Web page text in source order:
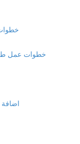
خطوات
خطوات عمل
اضافة